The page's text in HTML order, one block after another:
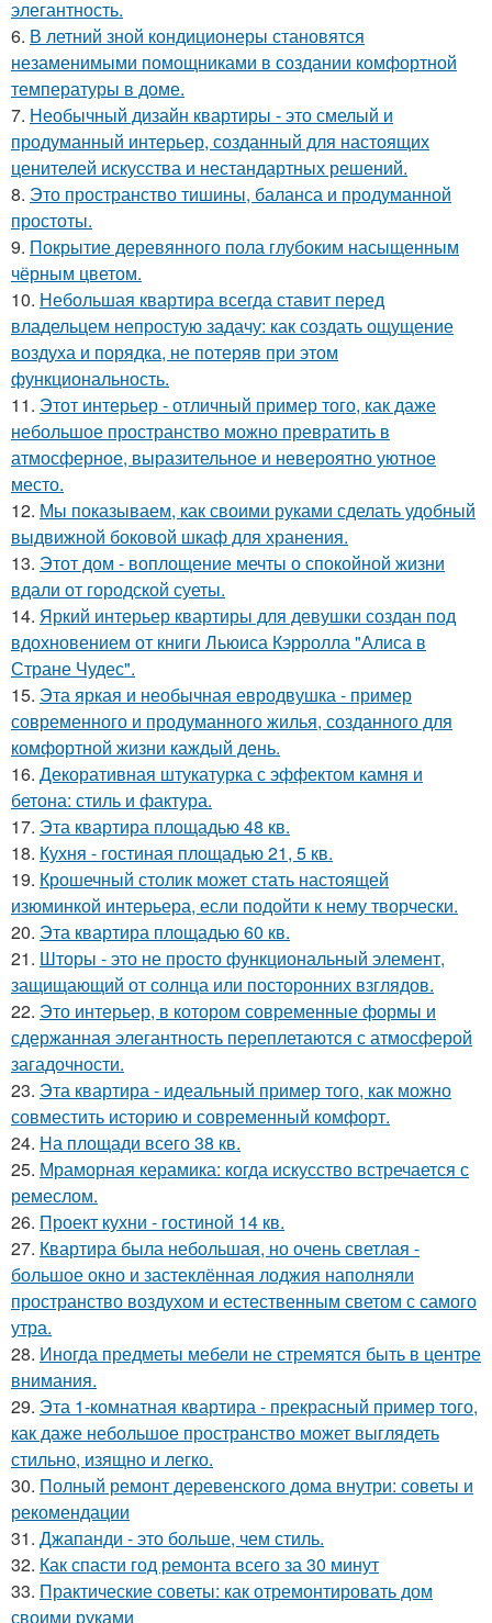
элегантность.
6. В летний зной кондиционеры становятся
незаменимыми помощниками в создании комфортной
температуры в доме.
7. Необычный дизайн квартиры - это смелый и
продуманный интерьер, созданный для настоящих
ценителей искусства и нестандартных решений.
8. Это пространство тишины, баланса и продуманной
простоты.
9. Покрытие деревянного пола глубоким насыщенным
чёрным цветом.
10. Небольшая квартира всегда ставит перед
владельцем непростую задачу: как создать ощущение
воздуха и порядка, не потеряв при этом
функциональность.
11. Этот интерьер - отличный пример того, как даже
небольшое пространство можно превратить в
атмосферное, выразительное и невероятно уютное
место.
12. Мы показываем, как своими руками сделать удобный
выдвижной боковой шкаф для хранения.
13. Этот дом - воплощение мечты о спокойной жизни
вдали от городской суеты.
14. Яркий интерьер квартиры для девушки создан под
вдохновением от книги Льюиса Кэрролла "Алиса в
Стране Чудес".
15. Эта яркая и необычная евродвушка - пример
современного и продуманного жилья, созданного для
комфортной жизни каждый день.
16. Декоративная штукатурка с эффектом камня и
бетона: стиль и фактура.
17. Эта квартира площадью 48 кв.
18. Кухня - гостиная площадью 21, 5 кв.
19. Крошечный столик может стать настоящей
изюминкой интерьера, если подойти к нему творчески.
20. Эта квартира площадью 60 кв.
21. Шторы - это не просто функциональный элемент,
защищающий от солнца или посторонних взглядов.
22. Это интерьер, в котором современные формы и
сдержанная элегантность переплетаются с атмосферой
загадочности.
23. Эта квартира - идеальный пример того, как можно
совместить историю и современный комфорт.
24. На площади всего 38 кв.
25. Мраморная керамика: когда искусство встречается с
ремеслом.
26. Проект кухни - гостиной 14 кв.
27. Квартира была небольшая, но очень светлая -
большое окно и застеклённая лоджия наполняли
пространство воздухом и естественным светом с самого
утра.
28. Иногда предметы мебели не стремятся быть в центре
внимания.
29. Эта 1-комнатная квартира - прекрасный пример того,
как даже небольшое пространство может выглядеть
стильно, изящно и легко.
30. Полный ремонт деревенского дома внутри: советы и
рекомендации
31. Джапанди - это больше, чем стиль.
32. Как спасти год ремонта всего за 30 минут
33. Практические советы: как отремонтировать дом
своими руками